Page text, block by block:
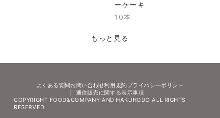
ーケーキ
10本
もっと見る
よくある質問お問い合わせ利用規約プライバシーポリシー
通信販売に関する表示事項
COPYRIGHT FOOD&COMPANY AND HAKUHODO ALL RIGHTS
RESERVED.